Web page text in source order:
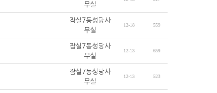
무실
잠실7동성당사
무실
12-18 559
잠실7동성당사
무실
12-13 659
잠실7동성당사
무실
12-13 523